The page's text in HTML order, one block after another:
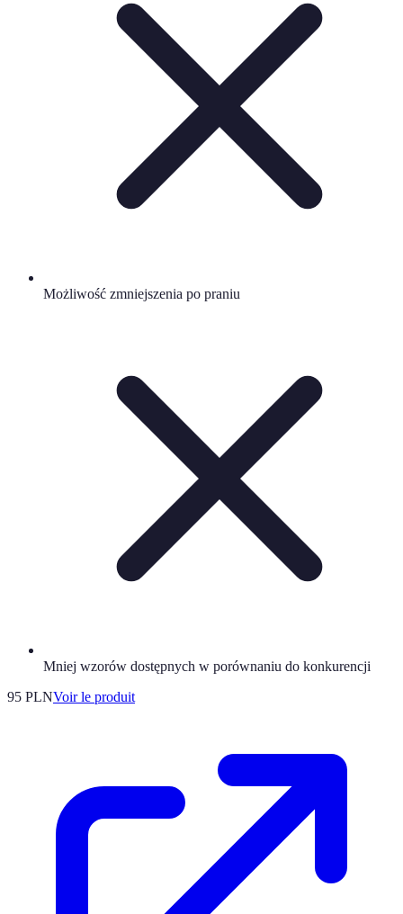
Możliwość zmniejszenia po praniu
Mniej wzorów dostępnych w porównaniu do konkurencji
95 PLNVoir le produit